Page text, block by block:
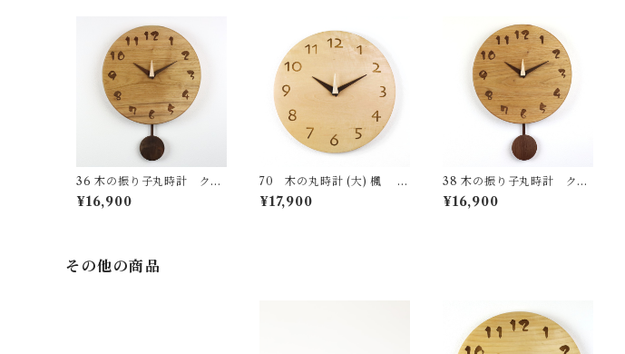
36 木の振り子丸時計 クル
ミ 国産 一点物 SWING オ
リジナル 無垢 新築祝い 結婚
¥16,900
70 木の丸時計 (大) 楓 国
産 一点物 SWING オリジナ
ル 無垢 新築祝い 結婚祝い
¥17,900
38 木の振り子丸時計 クル
ミ 国産 一点物 SWING オ
リジナル 無垢 新築祝い 結婚
¥16,900
その他の商品